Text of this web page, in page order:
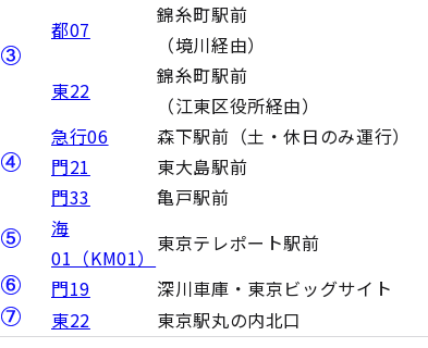
都07
錦糸町駅前
（境川経由）
東22
錦糸町駅前
（江東区役所経由）
急行06
森下駅前（土・休日のみ運行）
門21
東大島駅前
門33
亀戸駅前
海
01（KM01）
東京テレポート駅前
門19
深川車庫・東京ビッグサイト
東22
東京駅丸の内北口